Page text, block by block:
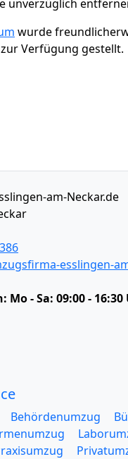
unverzüglich
wurde
Verfügung gestellt.
am-Neckar.de
esslingen-
Mo - Sa: 09:00 -
Behördenumzug